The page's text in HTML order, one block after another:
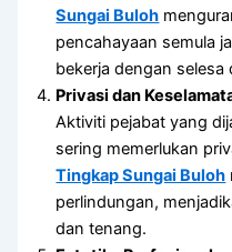
Sungai Buloh
pencahayaan semula
bekerja dengan selesa
Privasi dan
Aktiviti pejabat yang
sering memerlukan
Tingkap Sungai Buloh
perlindungan,
dan tenang.